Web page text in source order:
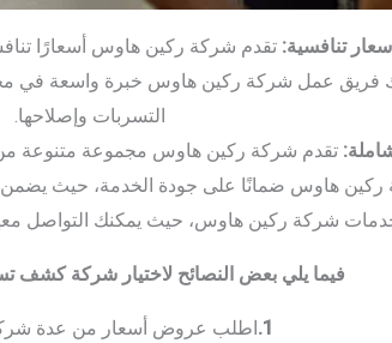
تنافسية: تقدم شركة ركين هاوس أسعارًا
فريق عمل شركة ركين هاوس خبرة واسعة في
التسربات وإصلاحها.
تقدم شركة ركين هاوس مجموعة متنوعة
ركين هاوس ضمانًا على جودة الخدمة، حيث
شركة ركين هاوس، حيث يمكنك التواصل معهم
فيما يلي بعض النصائح لاختيار شركة كشف
1. اطلب عروض أسعار من عدة